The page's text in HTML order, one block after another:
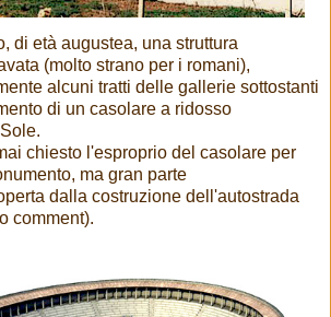
di età augustea, una struttura
(molto strano per i romani),
alcuni tratti delle gallerie sottostanti
di un casolare a ridosso
chiesto l'esproprio del casolare per
ma gran parte
dalla costruzione dell'autostrada
comment).